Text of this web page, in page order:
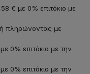
€ με 0% επιτόκιο με
πληρώνοντας με
0% επιτόκιο με την
0% επιτόκιο με την